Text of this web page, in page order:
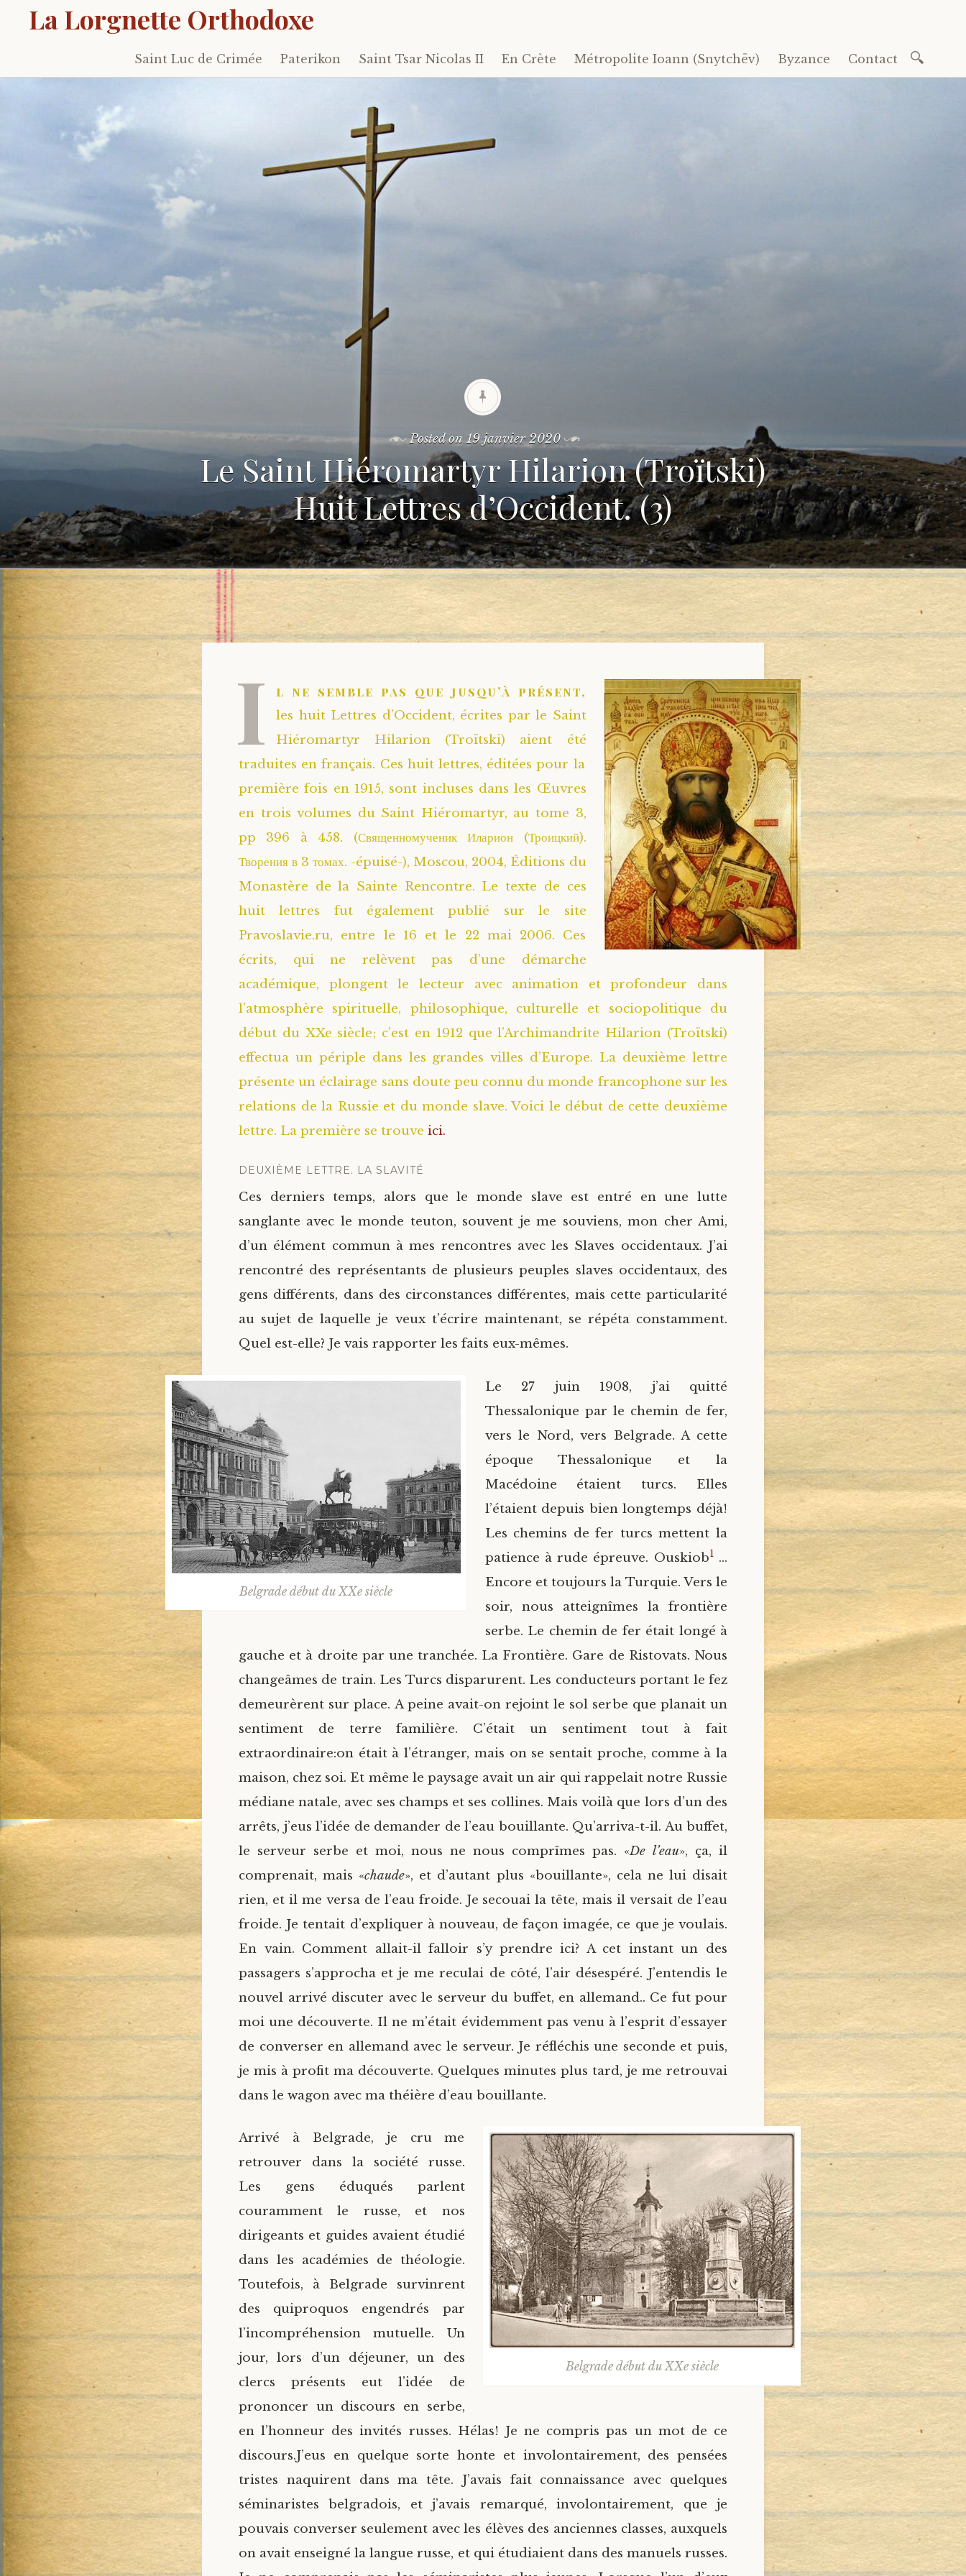
La Lorgnette Orthodoxe
Skip
to
Saint Luc de Crimée Paterikon Saint Tsar Nicolas II En Crète Métropolite Ioann (Snytchëv) Byzance Contact
Posted on19 janvier 2020
Le Saint Hiéromartyr Hilarion (Troïtski)
Huit Lettres d’Occident. (3)
I l ne semble pas que jusqu’à présent,
les huit Lettres d’Occident, écrites par le Saint
Hiéromartyr Hilarion (Troïtski) aient été
traduites en français. Ces huit lettres, éditées pour la
première fois en 1915, sont incluses dans les Œuvres
en trois volumes du Saint Hiéromartyr, au tome 3,
pp 396 à 458. (Священномученик Иларион (Троицкий).
Творения в 3 томах. -épuisé-), Moscou, 2004, Éditions du
Monastère de la Sainte Rencontre. Le texte de ces
huit lettres fut également publié sur le site
Pravoslavie.ru, entre le 16 et le 22 mai 2006. Ces
écrits, qui ne relèvent pas d’une démarche
académique, plongent le lecteur avec animation et profondeur dans
l’atmosphère spirituelle, philosophique, culturelle et sociopolitique du
début du XXe siècle; c’est en 1912 que l’Archimandrite Hilarion (Troïtski)
effectua un périple dans les grandes villes d’Europe. La deuxième lettre
présente un éclairage sans doute peu connu du monde francophone sur les
relations de la Russie et du monde slave. Voici le début de cette deuxième
lettre. La première se trouve ici.
DEUXIÈME LETTRE. LA SLAVITÉ
Ces derniers temps, alors que le monde slave est entré en une lutte
sanglante avec le monde teuton, souvent je me souviens, mon cher Ami,
d’un élément commun à mes rencontres avec les Slaves occidentaux. J’ai
rencontré des représentants de plusieurs peuples slaves occidentaux, des
gens différents, dans des circonstances différentes, mais cette particularité
au sujet de laquelle je veux t’écrire maintenant, se répéta constamment.
Quel est-elle? Je vais rapporter les faits eux-mêmes.
Belgrade début du XXe siècle
Le 27 juin 1908, j’ai quitté
Thessalonique par le chemin de fer,
vers le Nord, vers Belgrade. A cette
époque Thessalonique et la
Macédoine étaient turcs. Elles
l’étaient depuis bien longtemps déjà!
Les chemins de fer turcs mettent la
patience à rude épreuve. Ouskiob1…
Encore et toujours la Turquie. Vers le
soir, nous atteignîmes la frontière
serbe. Le chemin de fer était longé à
gauche et à droite par une tranchée. La Frontière. Gare de Ristovats. Nous
changeâmes de train. Les Turcs disparurent. Les conducteurs portant le fez
demeurèrent sur place. A peine avait-on rejoint le sol serbe que planait un
sentiment de terre familière. C’était un sentiment tout à fait
extraordinaire:on était à l’étranger, mais on se sentait proche, comme à la
maison, chez soi. Et même le paysage avait un air qui rappelait notre Russie
médiane natale, avec ses champs et ses collines. Mais voilà que lors d’un des
arrêts, j’eus l’idée de demander de l’eau bouillante. Qu’arriva-t-il. Au buffet,
le serveur serbe et moi, nous ne nous comprîmes pas. «De l’eau», ça, il
comprenait, mais «chaude», et d’autant plus «bouillante», cela ne lui disait
rien, et il me versa de l’eau froide. Je secouai la tête, mais il versait de l’eau
froide. Je tentait d’expliquer à nouveau, de façon imagée, ce que je voulais.
En vain. Comment allait-il falloir s’y prendre ici? A cet instant un des
passagers s’approcha et je me reculai de côté, l’air désespéré. J’entendis le
nouvel arrivé discuter avec le serveur du buffet, en allemand.. Ce fut pour
moi une découverte. Il ne m’était évidemment pas venu à l’esprit d’essayer
de converser en allemand avec le serveur. Je réfléchis une seconde et puis,
je mis à profit ma découverte. Quelques minutes plus tard, je me retrouvai
dans le wagon avec ma théière d’eau bouillante.
Belgrade début du XXe siècle
Arrivé à Belgrade, je cru me
retrouver dans la société russe.
Les gens éduqués parlent
couramment le russe, et nos
dirigeants et guides avaient étudié
dans les académies de théologie.
Toutefois, à Belgrade survinrent
des quiproquos engendrés par
l’incompréhension mutuelle. Un
jour, lors d’un déjeuner, un des
clercs présents eut l’idée de
prononcer un discours en serbe,
en l’honneur des invités russes. Hélas! Je ne compris pas un mot de ce
discours.J’eus en quelque sorte honte et involontairement, des pensées
tristes naquirent dans ma tête. J’avais fait connaissance avec quelques
séminaristes belgradois, et j’avais remarqué, involontairement, que je
pouvais converser seulement avec les élèves des anciennes classes, auxquels
on avait enseigné la langue russe, et qui étudiaient dans des manuels russes.